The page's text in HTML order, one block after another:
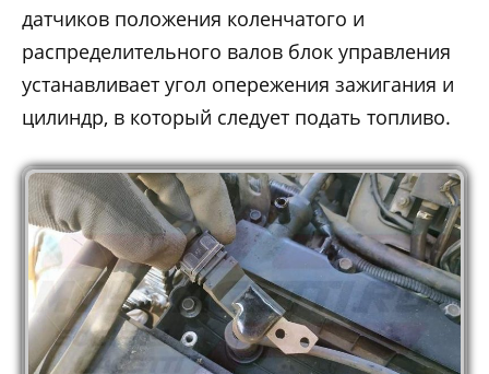
датчиков положения коленчатого и
распределительного валов блок управления
устанавливает угол опережения зажигания и
цилиндр, в который следует подать топливо.